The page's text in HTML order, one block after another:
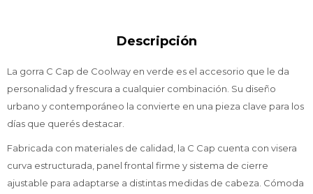
Descripción
La gorra C Cap de Coolway en verde es el accesorio que le da
personalidad y frescura a cualquier combinación. Su diseño
urbano y contemporáneo la convierte en una pieza clave para los
días que querés destacar.
Fabricada con materiales de calidad, la C Cap cuenta con visera
curva estructurada, panel frontal firme y sistema de cierre
ajustable para adaptarse a distintas medidas de cabeza. Cómoda